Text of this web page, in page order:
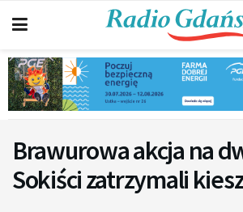
Brawurowa akcja na
Sokiści zatrzymali